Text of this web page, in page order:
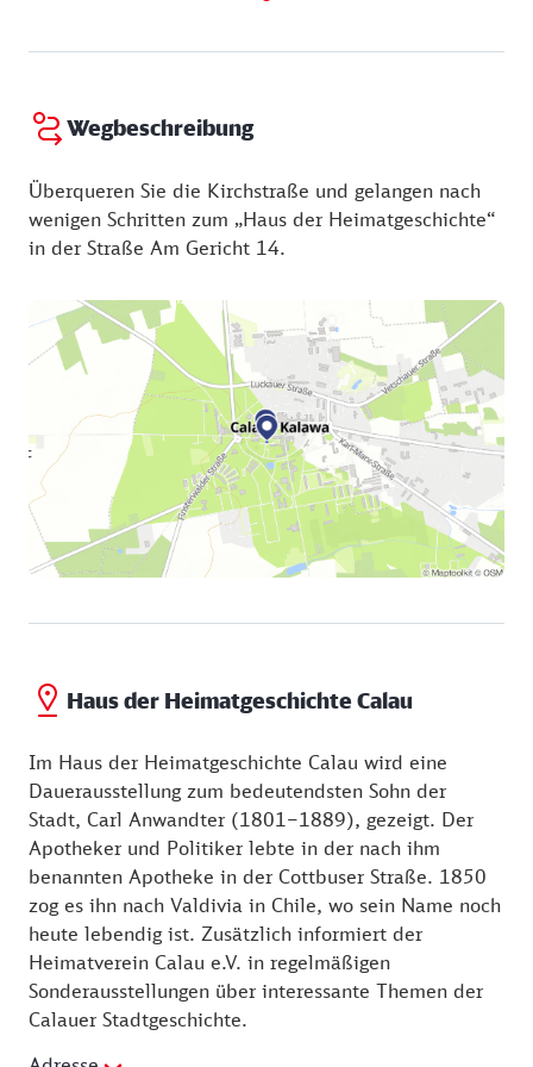
Wegbeschreibung
Überqueren Sie die Kirchstraße und gelangen nach
wenigen Schritten zum „Haus der Heimatgeschichte“
in der Straße Am Gericht 14.
Haus der Heimatgeschichte Calau
Im Haus der Heimatgeschichte Calau wird eine
Dauerausstellung zum bedeutendsten Sohn der
Stadt, Carl Anwandter (1801–1889), gezeigt. Der
Apotheker und Politiker lebte in der nach ihm
benannten Apotheke in der Cottbuser Straße. 1850
zog es ihn nach Valdivia in Chile, wo sein Name noch
heute lebendig ist. Zusätzlich informiert der
Heimatverein Calau e.V. in regelmäßigen
Sonderausstellungen über interessante Themen der
Calauer Stadtgeschichte.